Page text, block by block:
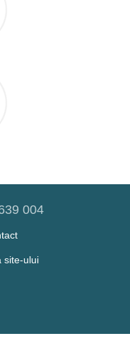
004
site-ului